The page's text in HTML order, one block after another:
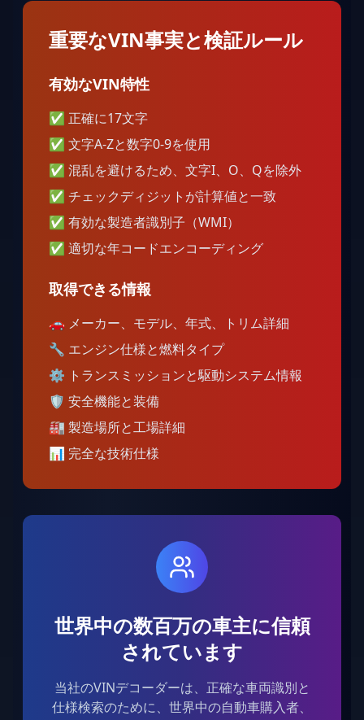
重要なVIN事実と検証ルール
有効なVIN特性
✅ 正確に17文字
✅ 文字A-Zと数字0-9を使用
✅ 混乱を避けるため、文字I、O、Qを除外
✅ チェックディジットが計算値と一致
✅ 有効な製造者識別子（WMI）
✅ 適切な年コードエンコーディング
取得できる情報
🚗 メーカー、モデル、年式、トリム詳細
🔧 エンジン仕様と燃料タイプ
⚙️ トランスミッションと駆動システム情報
🛡️ 安全機能と装備
🏭 製造場所と工場詳細
📊 完全な技術仕様
世界中の数百万の車主に信頼
されています
当社のVINデコーダーは、正確な車両識別と
仕様検索のために、世界中の自動車購入者、